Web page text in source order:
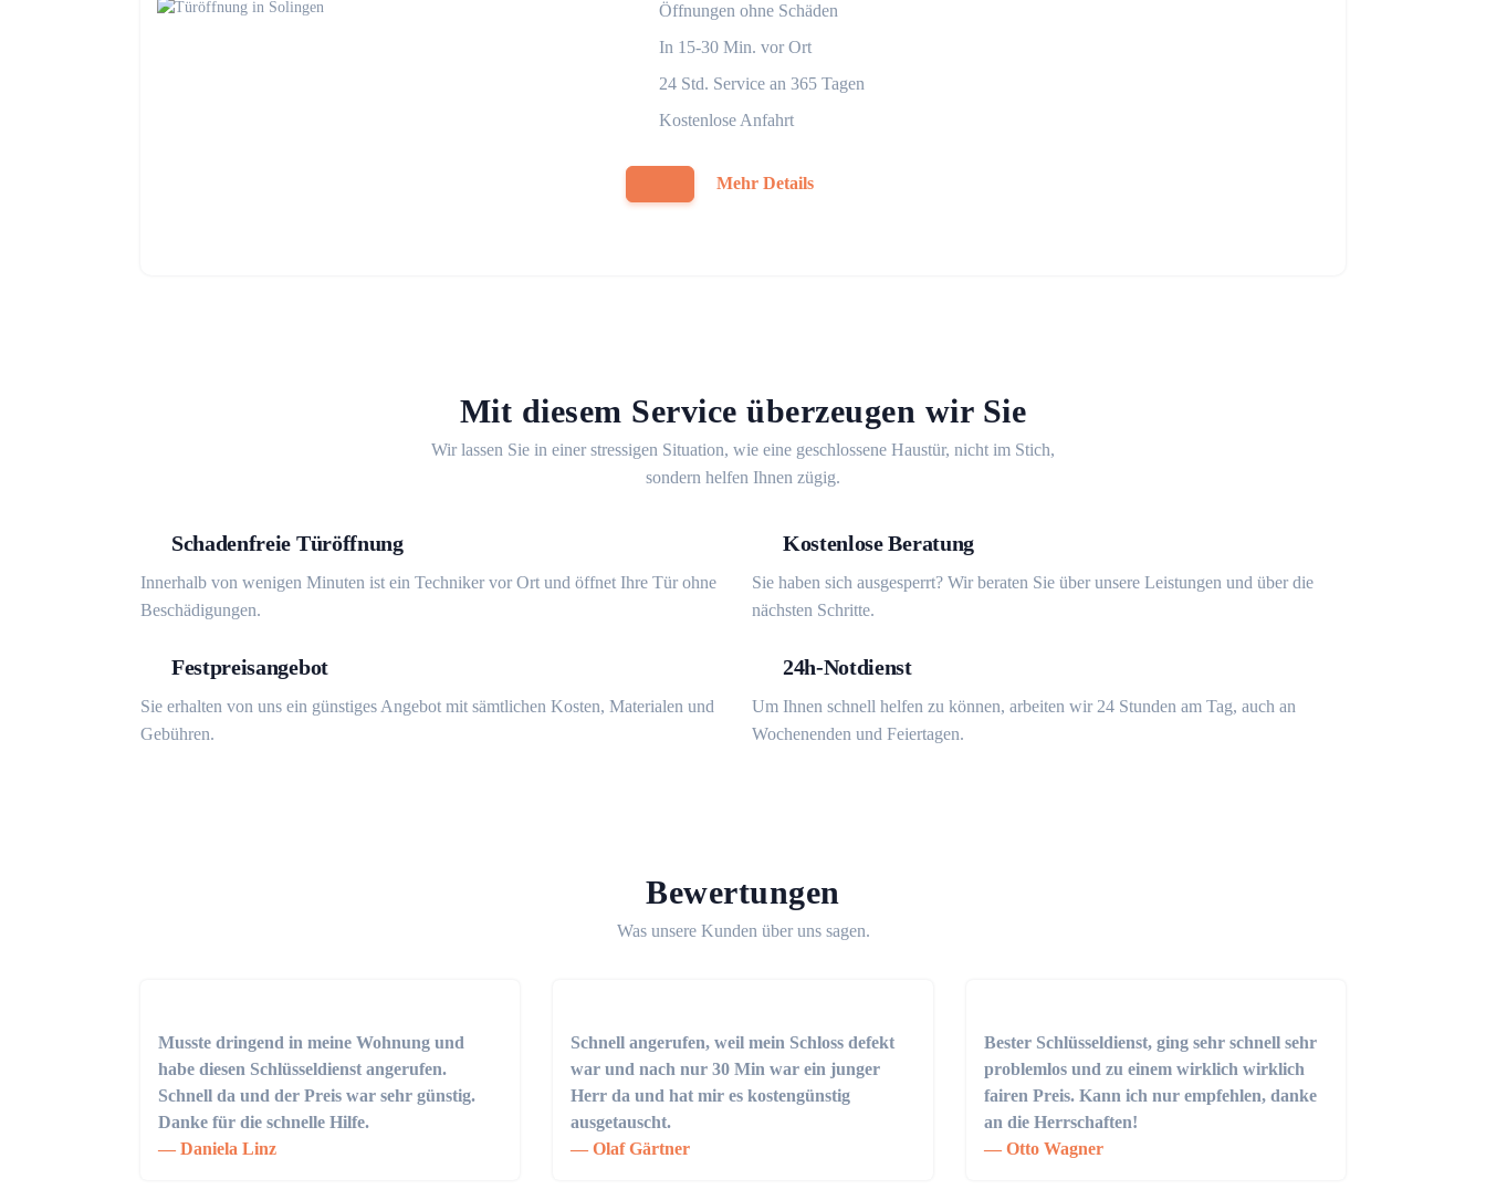
Öffnungen ohne Schäden
In 15-30 Min. vor Ort
24 Std. Service an 365 Tagen
Kostenlose Anfahrt
Mehr Details
Mit diesem Service überzeugen wir Sie
Wir lassen Sie in einer stressigen Situation, wie eine geschlossene Haustür, nicht im Stich,
sondern helfen Ihnen zügig.
Schadenfreie Türöffnung
Innerhalb von wenigen Minuten ist ein Techniker vor Ort und öffnet Ihre Tür ohne
Beschädigungen.
Kostenlose Beratung
Sie haben sich ausgesperrt? Wir beraten Sie über unsere Leistungen und über die
nächsten Schritte.
Festpreisangebot
Sie erhalten von uns ein günstiges Angebot mit sämtlichen Kosten, Materialen und
Gebühren.
24h-Notdienst
Um Ihnen schnell helfen zu können, arbeiten wir 24 Stunden am Tag, auch an
Wochenenden und Feiertagen.
Bewertungen
Was unsere Kunden über uns sagen.
Musste dringend in meine Wohnung und
habe diesen Schlüsseldienst angerufen.
Schnell da und der Preis war sehr günstig.
Danke für die schnelle Hilfe.
Daniela Linz
Schnell angerufen, weil mein Schloss defekt
war und nach nur 30 Min war ein junger
Herr da und hat mir es kostengünstig
ausgetauscht.
Olaf Gärtner
Bester Schlüsseldienst, ging sehr schnell sehr
problemlos und zu einem wirklich wirklich
fairen Preis. Kann ich nur empfehlen, danke
an die Herrschaften!
Otto Wagner